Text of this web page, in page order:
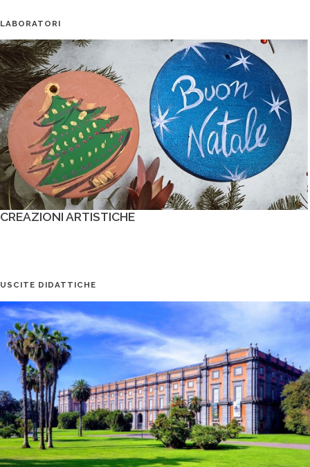
LABORATORI
CREAZIONI ARTISTICHE
USCITE DIDATTICHE